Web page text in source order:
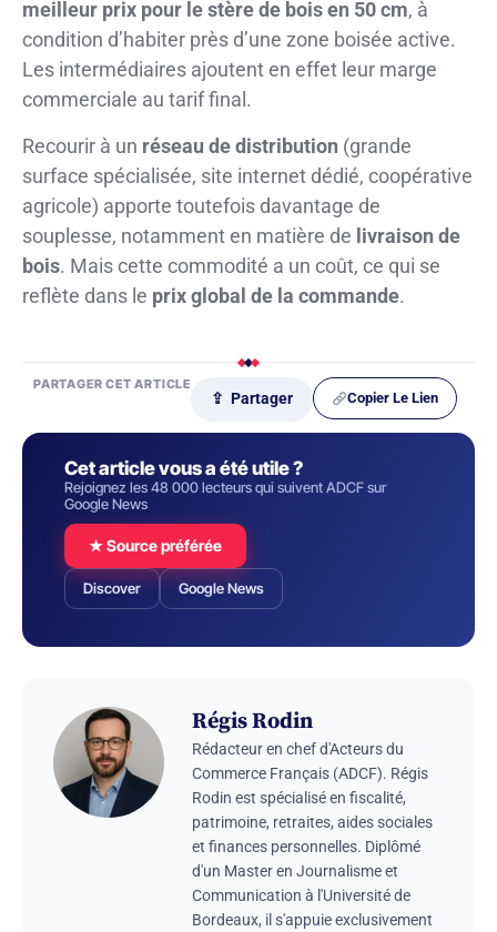
meilleur prix pour le stère de bois en 50 cm, à
condition d’habiter près d’une zone boisée active.
Les intermédiaires ajoutent en effet leur marge
commerciale au tarif final.
Recourir à un réseau de distribution (grande
surface spécialisée, site internet dédié, coopérative
agricole) apporte toutefois davantage de
souplesse, notamment en matière de livraison de
bois. Mais cette commodité a un coût, ce qui se
reflète dans le prix global de la commande.
PARTAGER CET ARTICLE
⇪ Partager Copier Le Lien
Cet article vous a été utile ?
Rejoignez les 48 000 lecteurs qui suivent ADCF sur
Google News
★ Source préférée
Discover Google News
Régis Rodin
Rédacteur en chef d'Acteurs du
Commerce Français (ADCF). Régis
Rodin est spécialisé en fiscalité,
patrimoine, retraites, aides sociales
et finances personnelles. Diplômé
d'un Master en Journalisme et
Communication à l'Université de
Bordeaux, il s'appuie exclusivement